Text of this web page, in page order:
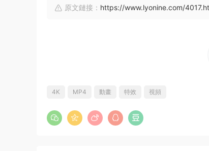
原文鏈接： https://www.lyonine.com/
4K MP4 動畫 特效 視頻